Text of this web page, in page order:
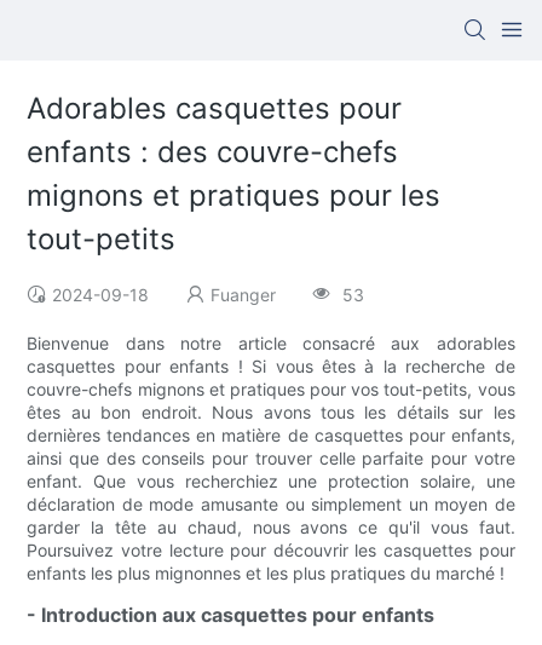
Adorables casquettes pour
enfants : des couvre-chefs
mignons et pratiques pour les
tout-petits
2024-09-18 Fuanger 53
Bienvenue dans notre article consacré aux adorables
casquettes pour enfants ! Si vous êtes à la recherche de
couvre-chefs mignons et pratiques pour vos tout-petits, vous
êtes au bon endroit. Nous avons tous les détails sur les
dernières tendances en matière de casquettes pour enfants,
ainsi que des conseils pour trouver celle parfaite pour votre
enfant. Que vous recherchiez une protection solaire, une
déclaration de mode amusante ou simplement un moyen de
garder la tête au chaud, nous avons ce qu'il vous faut.
Poursuivez votre lecture pour découvrir les casquettes pour
enfants les plus mignonnes et les plus pratiques du marché !
- Introduction aux casquettes pour enfants